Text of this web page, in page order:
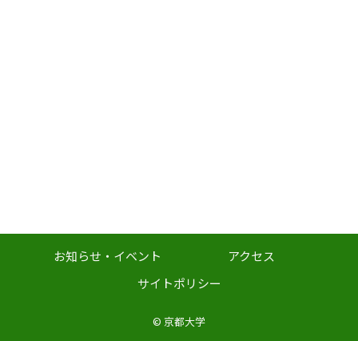
© 京都大学
お知らせ・イベント
アクセス
サイトポリシー